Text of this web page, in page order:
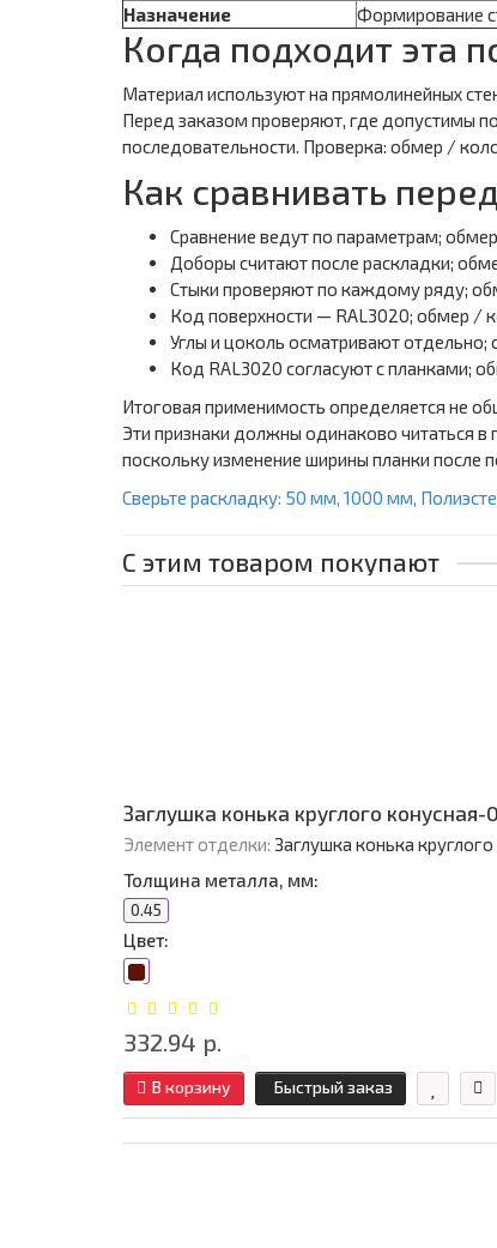
Назначение
Формирование
Когда подходит эта
Материал используют на прямолинейных
Перед заказом проверяют, где допустимы
последовательности. Проверка: обмер /
Как сравнивать
Сравнение ведут по параметрам;
Доборы считают после раскладки;
Стыки проверяют по каждому ряду;
Код поверхности — RAL3020; обмер /
Углы и цоколь осматривают отдельно;
Код RAL3020 согласуют с планками;
Итоговая применимость определяется не
Эти признаки должны одинаково читаться
поскольку изменение ширины планки после
Сверьте раскладку: 50 мм, 1000 мм,
С этим товаром покупают
Заглушка конька круглого конусная-
Элемент отделки: Заглушка конька
Толщина металла, мм:
0.45
Цвет:
332.94 р.
В корзину Быстрый заказ